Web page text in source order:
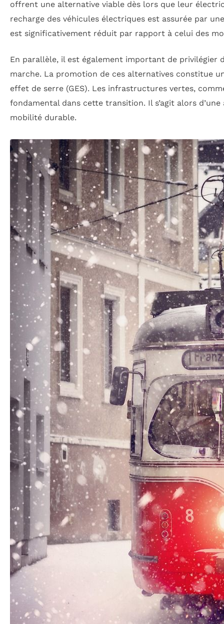
offrent une alternative viable dès lors que leur
recharge des véhicules électriques est assurée par
est significativement réduit par rapport à celui des
En parallèle, il est également important de privilégier
marche. La promotion de ces alternatives constitue
effet de serre (GES). Les infrastructures vertes,
fondamental dans cette transition. Il s’agit alors
mobilité durable.